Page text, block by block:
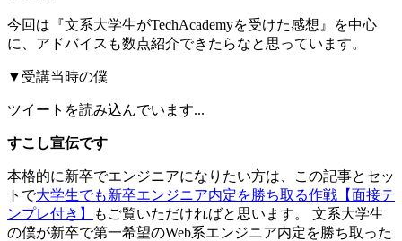
今回は『文系大学生がTechAcademyを受けた感想』を中心
に、アドバイスも数点紹介できたらなと思っています。
▼受講当時の僕
ツイートを読み込んでいます...
すこし宣伝です
本格的に新卒でエンジニアになりたい方は、この記事とセッ
トで大学生でも新卒エンジニア内定を勝ち取る作戦【面接テ
ンプレ付き】
もご覧いただければと思います。 文系大学生
の僕が新卒で第一希望のWeb系エンジニア内定を勝ち取った